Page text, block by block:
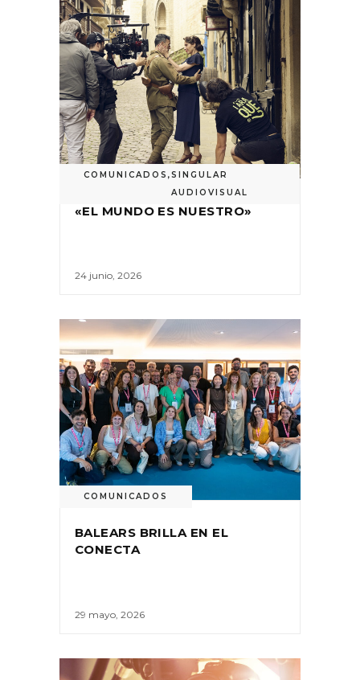
COMUNICADOS ,SINGULAR
AUDIOVISUAL
«EL MUNDO ES NUESTRO»
24 junio, 2026
COMUNICADOS
BALEARS BRILLA EN EL
CONECTA
29 mayo, 2026